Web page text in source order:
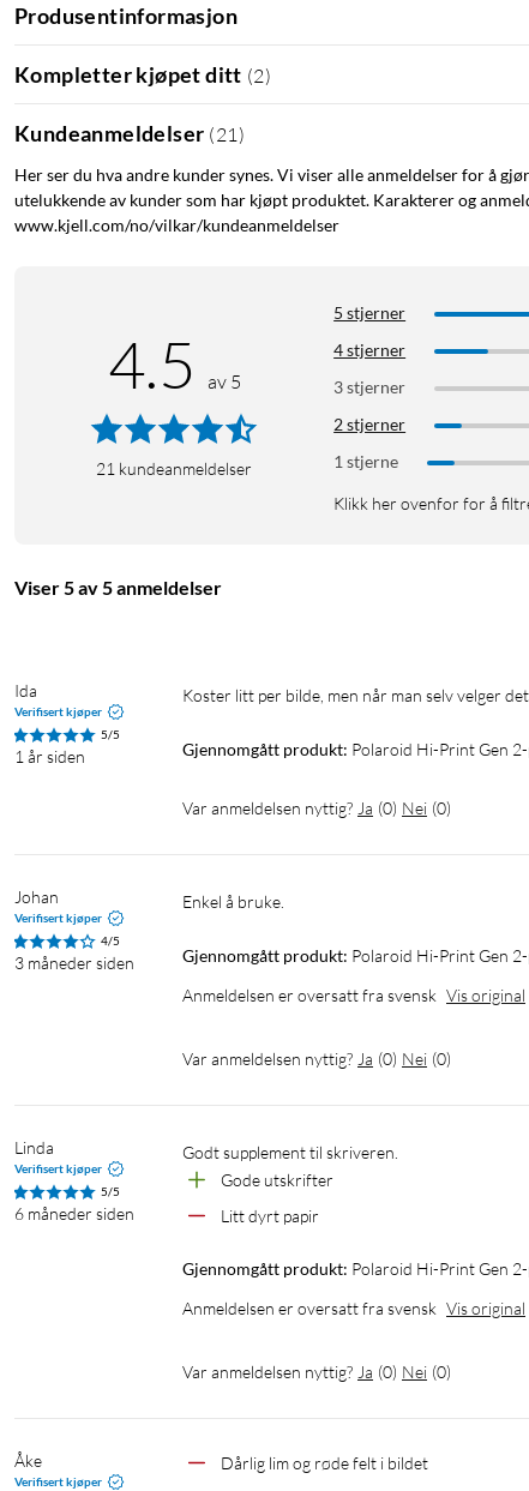
Produsentinformasjon
Kompletter kjøpet ditt (2)
Kundeanmeldelser (21 )
Her ser du hva andre kunder synes. Vi viser alle anmeldelser for å
utelukkende av kunder som har kjøpt produktet. Karakterer og
www.kjell.com/no/vilkar/kundeanmeldelser
4.5 av 5
21 kundeanmeldelser
5 stjerner
4 stjerner
3 stjerner
2 stjerner
1 stjerne
Klikk her ovenfor for å
Viser 5 av 5 anmeldelser
Ida
Verifisert kjøper
5/5
1 år siden
Koster litt per bilde, men når man selv velger
Gjennomgått produkt: Polaroid Hi-Print Gen
Var anmeldelsen nyttig? Ja (0) Nei (0)
Johan
Verifisert kjøper
4/5
3 måneder siden
Enkel å bruke.
Gjennomgått produkt: Polaroid Hi-Print Gen
Anmeldelsen er oversatt fra svensk Vis original
Var anmeldelsen nyttig? Ja (0) Nei (0)
Linda
Verifisert kjøper
5/5
6 måneder siden
Godt supplement til skriveren.
Gode utskrifter
Litt dyrt papir
Gjennomgått produkt: Polaroid Hi-Print Gen
Anmeldelsen er oversatt fra svensk Vis original
Var anmeldelsen nyttig? Ja (0) Nei (0)
Åke
Verifisert kjøper
Dårlig lim og røde felt i bildet